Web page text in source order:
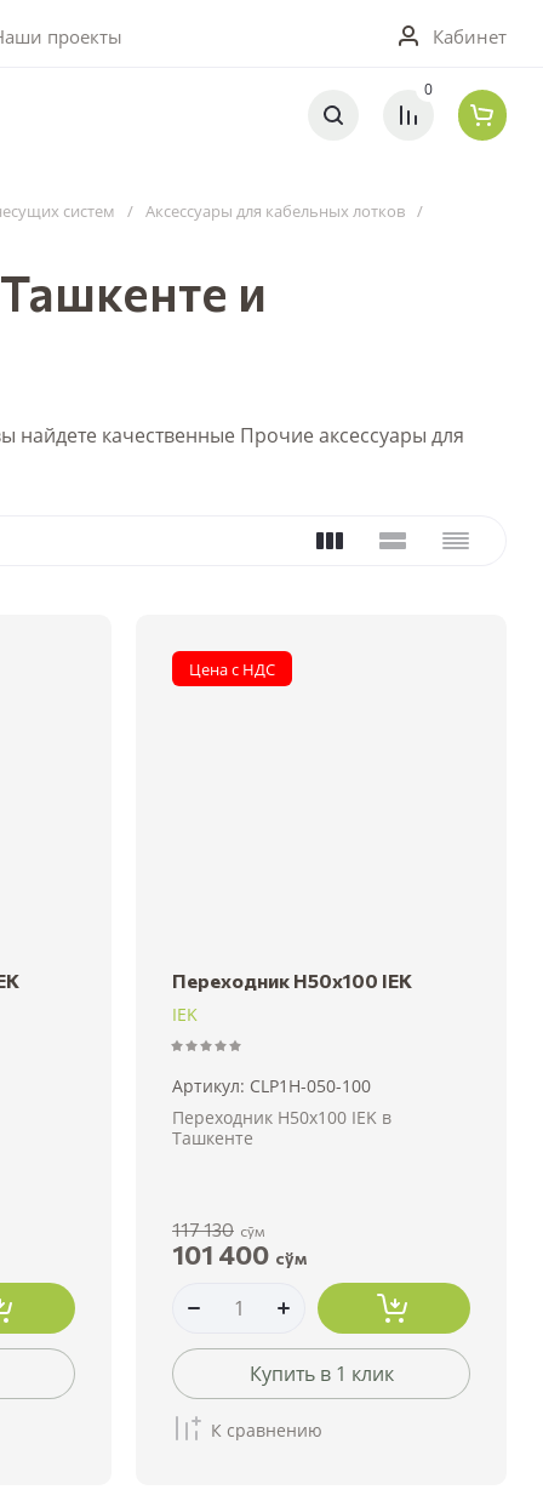
проекты Кабинет
0
систем / Аксессуары для кабельных лотков /
и
найдете качественные Прочие аксессуары для
Цена с НДС
Переходник H50х100 IEK
IEK
Артикул: CLP1H-050-100
Переходник H50х100 IEK в
Ташкенте
117 130 сўм
101 400 сўм
Купить в 1 клик
К сравнению